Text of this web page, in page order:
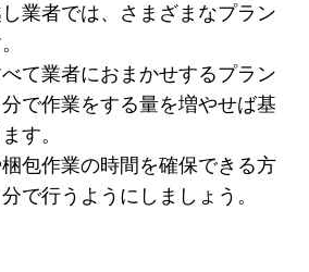
業者では、さまざまなプラン
て業者におまかせするプラン
で作業をする量を増やせば基
す。
包作業の時間を確保できる方
で行うようにしましょう。